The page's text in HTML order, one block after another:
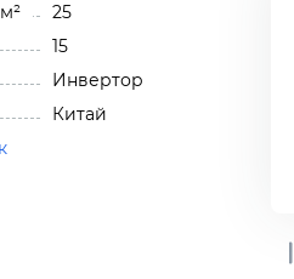
25
15
Инвертор
Китай